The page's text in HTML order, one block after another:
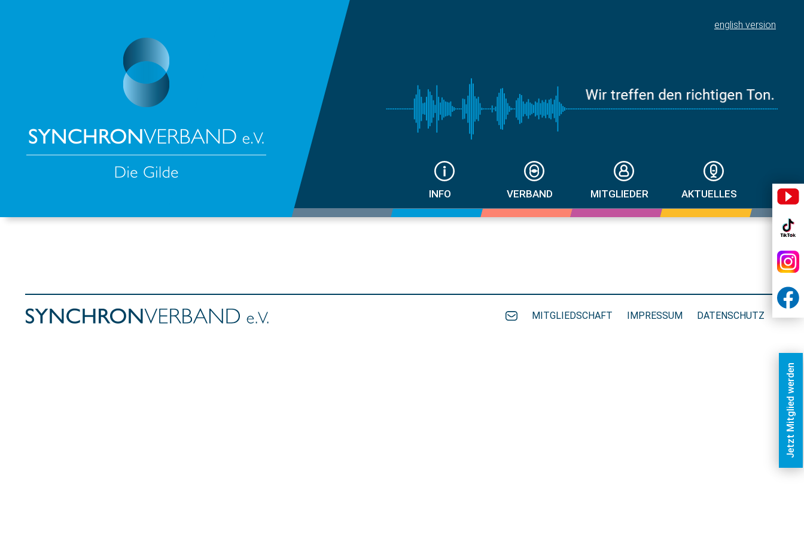
INFO VERBAND MITGLIEDER AKTUELLES
english version
MITGLIEDSCHAFT IMPRESSUM DATENSCHUTZ
Jetzt Mitglied werden